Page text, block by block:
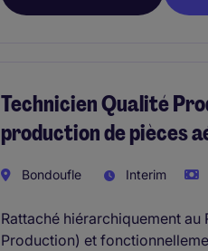
Technicien Qualité
production de pièces
Bondoufle Interim
Rattaché hiérarchiquement
Production) et